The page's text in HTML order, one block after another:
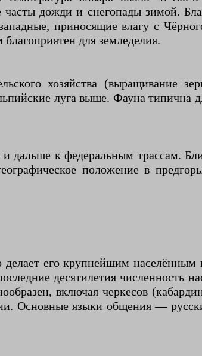
дожди и снегопады зимой.
приносящие влагу с
для земледелия.
хозяйства (выращивание
луга выше. Фауна типична
дальше к федеральным трассам.
положение в
делает его крупнейшим
десятилетия численность
включая черкесов
Основные языки общения —